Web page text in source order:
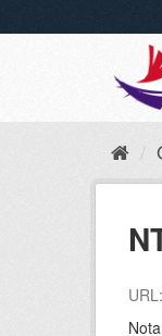
URL: